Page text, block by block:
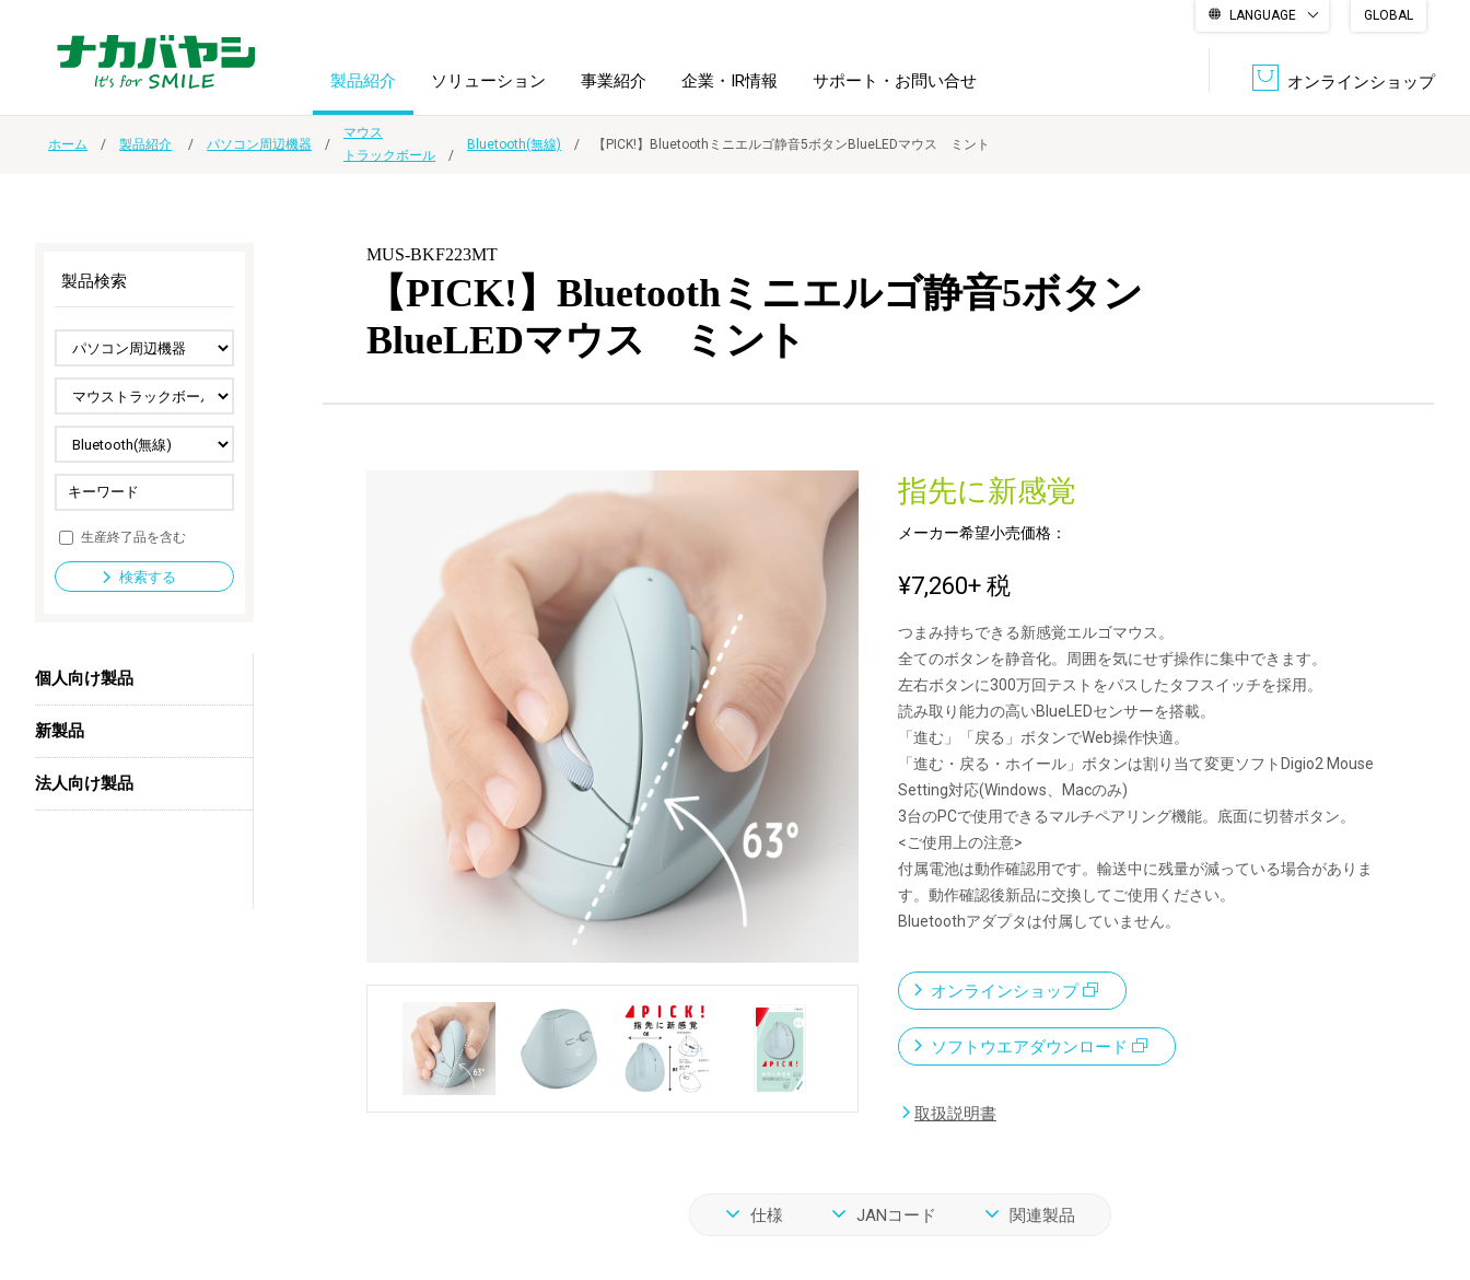
LANGUAGE
GLOBAL
オンラインショップ
製品紹介
ノート・紙製品
ホルダー用品
筆記具
スマートフォン・
タブレット関連
デジタルカメラ関連
防災・
セキュリティ用品
法人向け製品 新製品一覧
ソリューション
オーダー手帳・ノベルティ制作 DPS（データ・プリント・サービス）
ドキュメントスキャニングサービス 総務＋クリエイティブ
導入事例
事業紹介 企業・IR情報
IR情報 認証一覧
サステナビリティ 採用情報
サポート・お問い合せ
ホーム 製品紹介 パソコン周辺機器
マウス
トラックボール
Bluetooth(無線) 【PICK!】Bluetoothミニエルゴ静音5ボタンBlueLEDマウス ミント
MUS-BKF223MT
【PICK!】Bluetoothミニエルゴ静音5ボタン
BlueLEDマウス ミント
指先に新感覚
メーカー希望小売価格：
¥7,260+ 税
つまみ持ちできる新感覚エルゴマウス。
全てのボタンを静音化。周囲を気にせず操作に集中できます。
左右ボタンに300万回テストをパスしたタフスイッチを採用。
読み取り能力の高いBlueLEDセンサーを搭載。
「進む」「戻る」ボタンでWeb操作快適。
「進む・戻る・ホイール」ボタンは割り当て変更ソフトDigio2 Mouse
Setting対応(Windows、Macのみ)
3台のPCで使用できるマルチペアリング機能。底面に切替ボタン。
<ご使用上の注意>
付属電池は動作確認用です。輸送中に残量が減っている場合がありま
す。動作確認後新品に交換してご使用ください。
Bluetoothアダプタは付属していません。
オンラインショップ
ソフトウエアダウンロード
取扱説明書
仕様 JANコード 関連製品
製品検索
生産終了品を含む
検索する
個人向け製品
新製品
法人向け製品